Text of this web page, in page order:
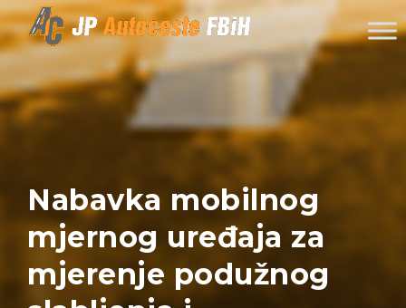
Skip to content
Nabavka mobilnog
mjernog uređaja za
mjerenje podužnog